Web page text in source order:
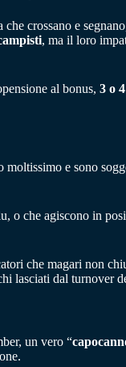
crossano e
, ma il loro
al bonus, 3 o
moltissimo e sono
o che agiscono in
che magari non
lasciati dal turnover
un vero “